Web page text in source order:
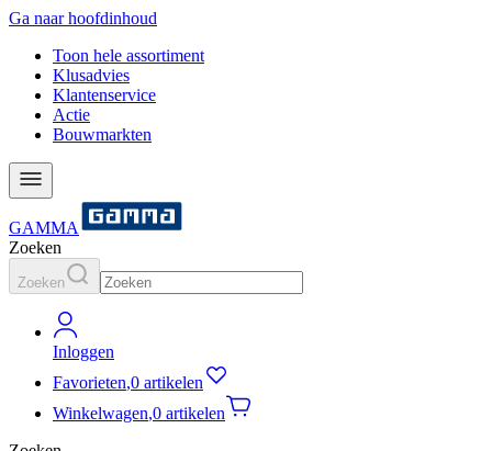
Ga naar hoofdinhoud
Toon hele assortiment
Klusadvies
Klantenservice
Actie
Bouwmarkten
GAMMA
Zoeken
Zoeken
Inloggen
Favorieten,0 artikelen
Winkelwagen,0 artikelen